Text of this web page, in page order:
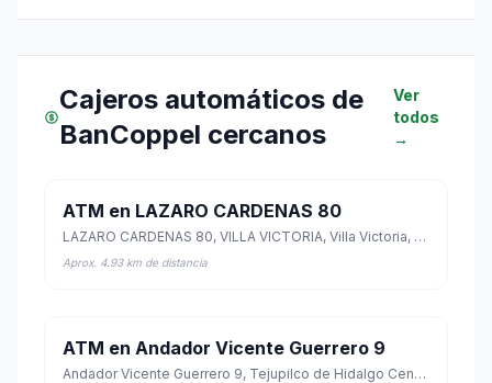
Cajeros automáticos de
BanCoppel cercanos
Ver
todos
→
ATM en LAZARO CARDENAS 80
LAZARO CARDENAS 80, VILLA VICTORIA, Villa Victoria, México
Aprox. 4.93 km de distancia
ATM en Andador Vicente Guerrero 9
Andador Vicente Guerrero 9, Tejupilco de Hidalgo Centro, Tejupilco, México